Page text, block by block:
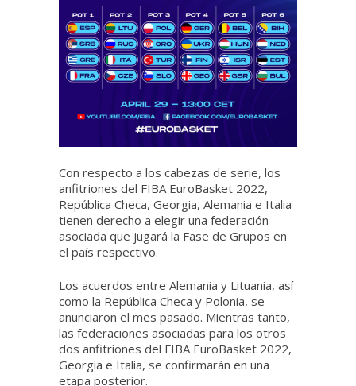
Con respecto a los cabezas de serie, los
anfitriones del FIBA ​​EuroBasket 2022,
República Checa, Georgia, Alemania e Italia
tienen derecho a elegir una federación
asociada que jugará la Fase de Grupos en
el país respectivo.
Los acuerdos entre Alemania y Lituania, así
como la República Checa y Polonia, se
anunciaron el mes pasado. Mientras tanto,
las federaciones asociadas para los otros
dos anfitriones del FIBA ​​EuroBasket 2022,
Georgia e Italia, se confirmarán en una
etapa posterior.